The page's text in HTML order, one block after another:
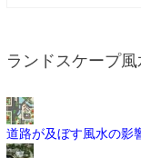
ランドスケープ
道路が及ぼす風水の影